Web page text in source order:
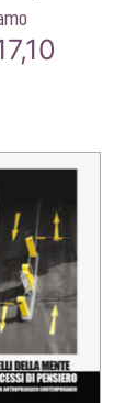
è:
€17,10.